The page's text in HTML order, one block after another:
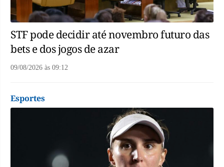
STF pode decidir até novembro futuro das
bets e dos jogos de azar
09/08/2026 às 09:12
Esportes